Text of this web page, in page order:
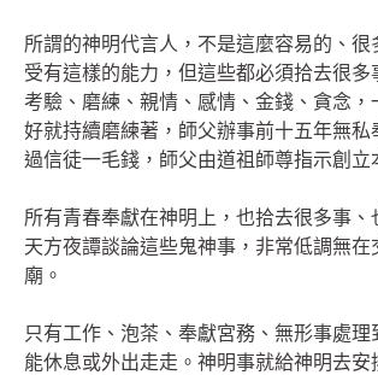
所謂的神明代言人，不是這麼容易的、很
受有這樣的能力，但這些都必須拾去很多
考驗、磨練、親情、感情、金錢、貪念，
好就持續磨練著，師父辦事前十五年無私
過信徒一毛錢，師父由道祖師尊指示創立
所有青春奉獻在神明上，也拾去很多事、
天方夜譚談論這些鬼神事，非常低調無在
廟。
只有工作、泡茶、奉獻宮務、無形事處理
能休息或外出走走。神明事就給神明去安